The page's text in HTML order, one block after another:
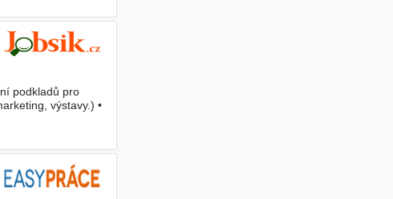
podkladů pro
výstavy.) •